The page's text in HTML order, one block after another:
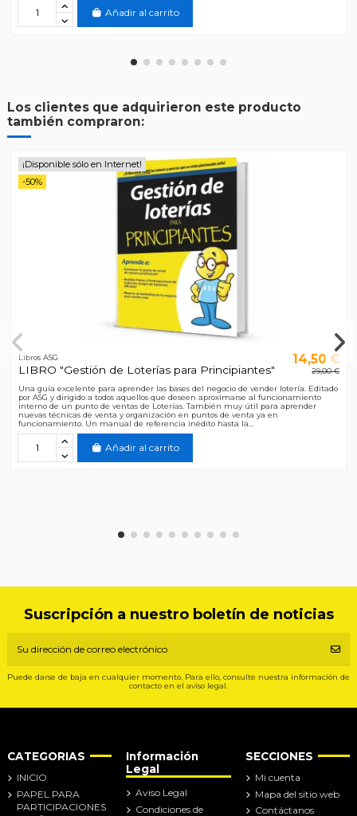
Añadir al carrito
Los clientes que adquirieron este producto
también compraron:
¡Disponible sólo en Internet!
-50%
Libros ASG
LIBRO "Gestión de Loterías para Principiantes"
14,50 €
29,00 €
Una guía excelente para aprender las bases del negocio de vender lotería. Editado
por ASG y dirigido a todos aquellos que deseen aproximarse al funcionamiento
interno de un punto de ventas de Loterías. También muy útil para aprender
nuevas técnicas de venta y organización en puntos de venta ya en
funcionamiento. Un manual de referencia inédito hasta la...
Añadir al carrito
Suscripción a nuestro boletín de noticias
Puede darse de baja en cualquier momento. Para ello, consulte nuestra información de
contacto en el aviso legal.
CATEGORIAS
INICIO
PAPEL PARA
PARTICIPACIONES
Información
Legal
Aviso Legal
Condiciones de
SECCIONES
Mi cuenta
Mapa del sitio web
Contáctanos